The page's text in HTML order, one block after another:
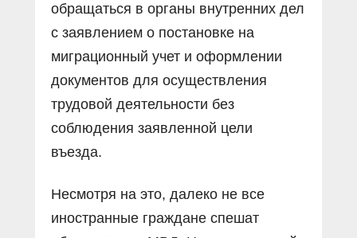
обращаться в органы внутренних дел
с заявлением о постановке на
миграционный учет и оформлении
документов для осуществления
трудовой деятельности без
соблюдения заявленной цели
въезда.
Несмотря на это, далеко не все
иностранные граждане спешат